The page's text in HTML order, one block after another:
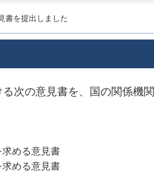
書を提出しました
次の意見書を、国の関係機関
める意見書
める意見書